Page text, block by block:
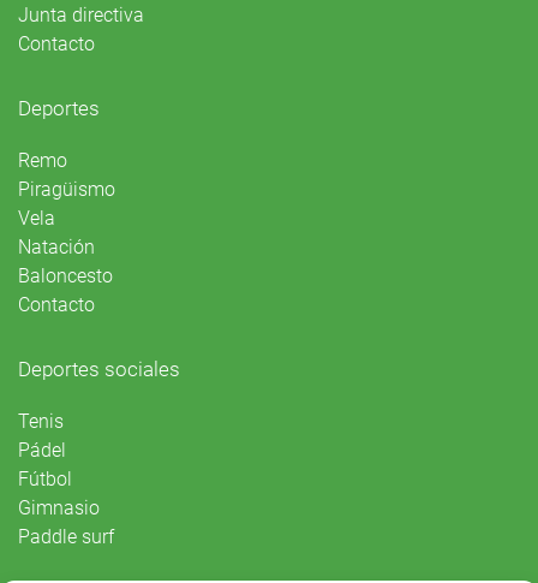
Junta directiva
Contacto
Deportes
Remo
Piragüismo
Vela
Natación
Baloncesto
Contacto
Deportes sociales
Tenis
Pádel
Fútbol
Gimnasio
Paddle surf